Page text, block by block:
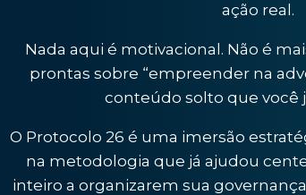
ação real.
Nada aqui é motivacional. Não é
prontas sobre “empreender na
conteúdo solto que você
O Protocolo 26 é uma imersão
na metodologia que já ajudou
inteiro a organizarem sua